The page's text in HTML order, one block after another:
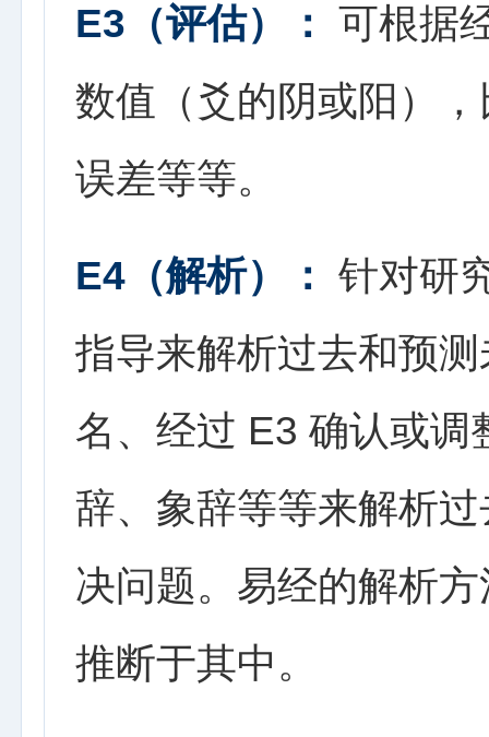
E3（评估）：
可根据
数值（爻的阴或阳）
误差等等。
E4（解析）：
针对研
指导来解析过去和预
名、经过 E3 确认或调
辞、象辞等等来解析
决问题。易经的解析
推断于其中。